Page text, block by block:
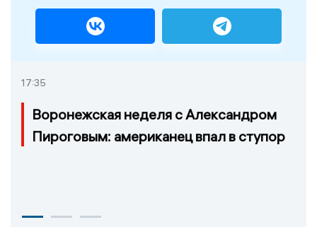
17:35
Воронежская неделя с Александром
Пироговым: американец впал в ступор